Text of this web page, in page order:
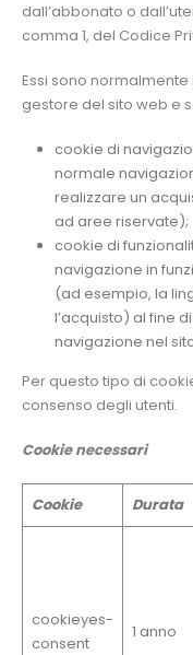
dall’abbonato o
comma 1, del Codice
Essi sono
gestore del sito web e
cookie di
normale
realizzare un
ad aree riservate);
cookie di
navigazione in
(ad esempio, la
l’acquisto) al fine
navigazione nel
Per questo tipo di
consenso degli utenti.
Cookie necessari
Cookie Durata
cookieyes-
consent
1 anno